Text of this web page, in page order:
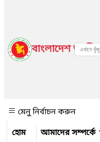
বাংলাদেশ
মেনু নির্বাচন করুন
আমাদের সম্পর্কে